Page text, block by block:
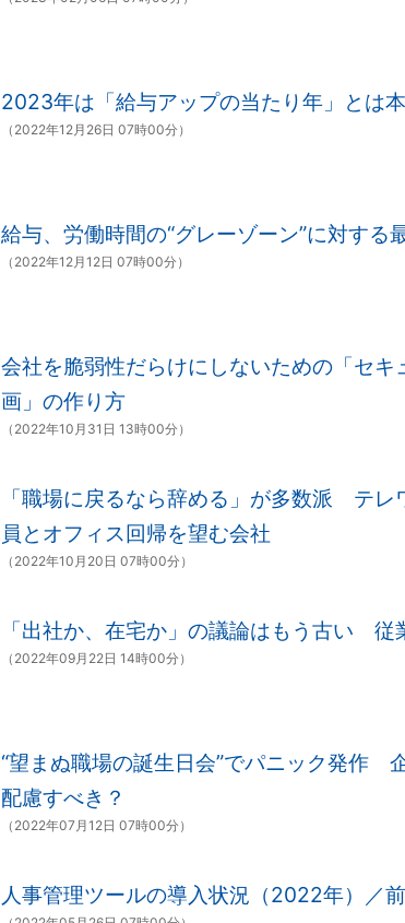
2023年は「給与アップの当たり年」とは
（2022年12月26日 07時00分）
給与、労働時間の“グレーゾーン”に対する
（2022年12月12日 07時00分）
会社を脆弱性だらけにしないための「セキ
画」の作り方
（2022年10月31日 13時00分）
「職場に戻るなら辞める」が多数派 テレ
員とオフィス回帰を望む会社
（2022年10月20日 07時00分）
「出社か、在宅か」の議論はもう古い 従
（2022年09月22日 14時00分）
“望まぬ職場の誕生日会”でパニック発作
配慮すべき？
（2022年07月12日 07時00分）
人事管理ツールの導入状況（2022年）／